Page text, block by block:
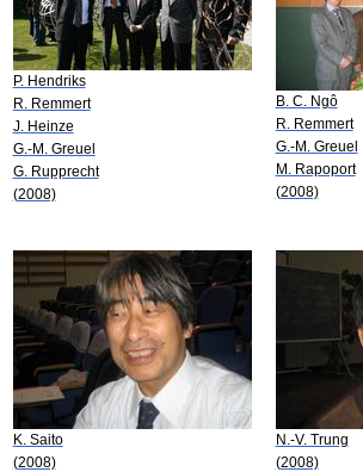
P. Hendriks
R. Remmert
J. Heinze
G.-M. Greuel
G. Rupprecht
(2008)
B. C. Ngô
R. Remmert
G.-M. Greuel
M. Rapoport
(2008)
K. Saito
(2008)
N.-V. Trung
(2008)